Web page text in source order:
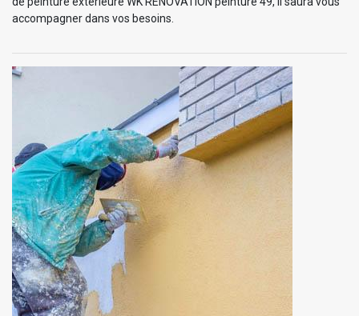
accompagner dans vos besoins.